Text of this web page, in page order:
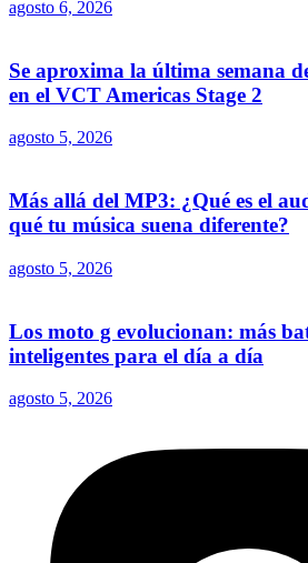
agosto 6, 2026
Se aproxima la última semana
en el VCT Americas Stage 2
agosto 5, 2026
Más allá del MP3: ¿Qué es el
qué tu música suena diferente?
agosto 5, 2026
Los moto g evolucionan: más
inteligentes para el día a día
agosto 5, 2026